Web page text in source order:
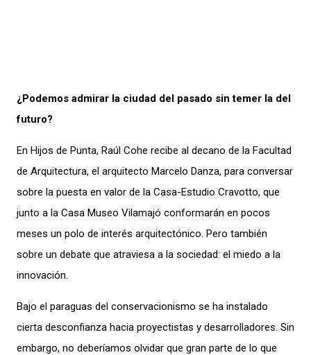
¿Podemos admirar la ciudad del pasado sin temer la del
futuro?
En Hijos de Punta, Raúl Cohe recibe al decano de la Facultad
de Arquitectura, el arquitecto Marcelo Danza, para conversar
sobre la puesta en valor de la Casa-Estudio Cravotto, que
junto a la Casa Museo Vilamajó conformarán en pocos
meses un polo de interés arquitectónico. Pero también
sobre un debate que atraviesa a la sociedad: el miedo a la
innovación.
Bajo el paraguas del conservacionismo se ha instalado
cierta desconfianza hacia proyectistas y desarrolladores. Sin
embargo, no deberíamos olvidar que gran parte de lo que